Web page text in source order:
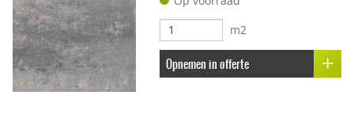
m2
Opnemen in offerte